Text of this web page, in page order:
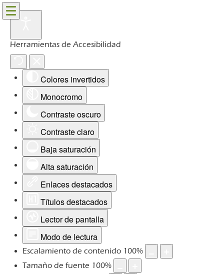
Herramientas de Accesibilidad
Colores invertidos
Monocromo
Contraste oscuro
Contraste claro
Baja saturación
Alta saturación
Enlaces destacados
Títulos destacados
Lector de pantalla
Modo de lectura
Escalamiento de contenido 100%
Tamaño de fuente 100%